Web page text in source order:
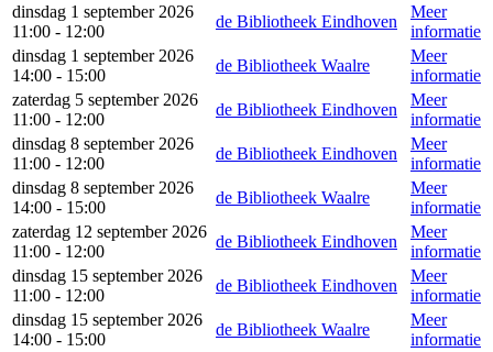
dinsdag 1 september 2026
11:00 - 12:00
de Bibliotheek Eindhoven
Meer
informatie
dinsdag 1 september 2026
14:00 - 15:00
de Bibliotheek Waalre
Meer
informatie
zaterdag 5 september 2026
11:00 - 12:00
de Bibliotheek Eindhoven
Meer
informatie
dinsdag 8 september 2026
11:00 - 12:00
de Bibliotheek Eindhoven
Meer
informatie
dinsdag 8 september 2026
14:00 - 15:00
de Bibliotheek Waalre
Meer
informatie
zaterdag 12 september 2026
11:00 - 12:00
de Bibliotheek Eindhoven
Meer
informatie
dinsdag 15 september 2026
11:00 - 12:00
de Bibliotheek Eindhoven
Meer
informatie
dinsdag 15 september 2026
14:00 - 15:00
de Bibliotheek Waalre
Meer
informatie